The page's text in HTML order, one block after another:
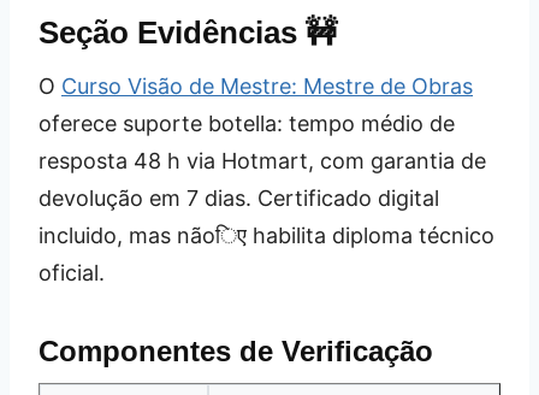
Seção Evidências 🚧
O Curso Visão de Mestre: Mestre de Obras
oferece suporte botella: tempo médio de
resposta 48 h via Hotmart, com garantia de
devolução em 7 dias. Certificado digital
incluido, mas nãoिए habilita diploma técnico
oficial.
Componentes de Verificação